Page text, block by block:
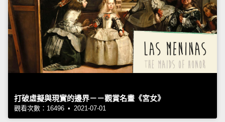
打破虛擬與現實的邊界－－觀賞名畫《宮女》
觀看次數：16496 • 2021-07-01